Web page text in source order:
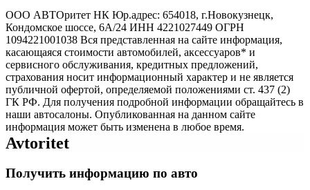
ООО АВТОритет НК Юр.адрес: 654018, г.Новокузнецк,
Кондомское шоссе, 6А/24 ИНН 4221027449 ОГРН
1094221001038 Вся представленная на сайте информация,
касающаяся стоимости автомобилей, аксессуаров* и
сервисного обслуживания, кредитных предложений,
страхования носит информационный характер и не является
публичной офертой, определяемой положениями ст. 437 (2)
ГК РФ. Для получения подробной информации обращайтесь в
наши автосалоны. Опубликованная на данном сайте
информация может быть изменена в любое время.
Avtoritet
Получить информацию по авто